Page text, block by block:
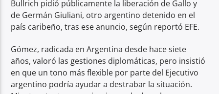
Bullrich pidió públicamente la liberación de Gallo y
de Germán Giuliani, otro argentino detenido en el
país caribeño, tras ese anuncio, según reportó EFE.
Gómez, radicada en Argentina desde hace siete
años, valoró las gestiones diplomáticas, pero insistió
en que un tono más flexible por parte del Ejecutivo
argentino podría ayudar a destrabar la situación.